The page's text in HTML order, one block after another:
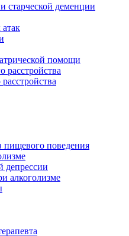
старческой деменции
помощи
расстройства
пищевого поведения
депрессии
алкоголизме